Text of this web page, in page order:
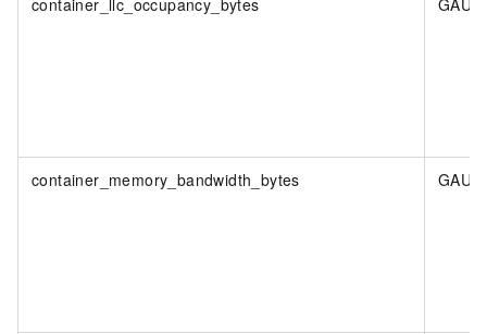
container_memory_bandwidth_bytes